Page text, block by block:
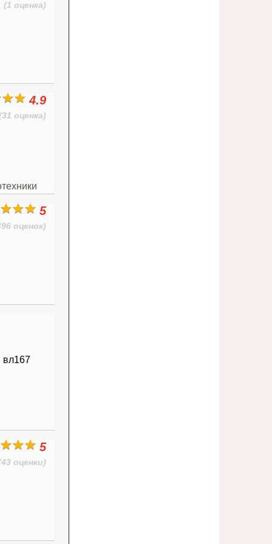
(1 оценка)
4.9
оценка)
5
оценок)
вл167
5
оценки)